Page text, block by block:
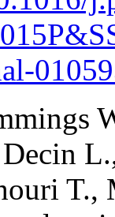
Decin L.
T.,